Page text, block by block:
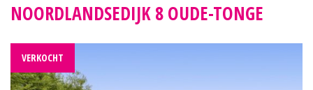
NOORDLANDSEDIJK 8 OUDE-TONGE
VERKOCHT